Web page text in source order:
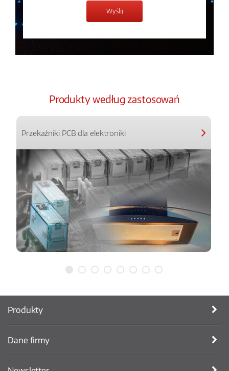
Produkty według zastosowań
Przekaźniki PCB dla elektroniki
Produkty
Dane firmy